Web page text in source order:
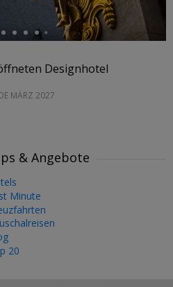
Designhotel
MÄRZ 2027
& Angebote
Minute
20